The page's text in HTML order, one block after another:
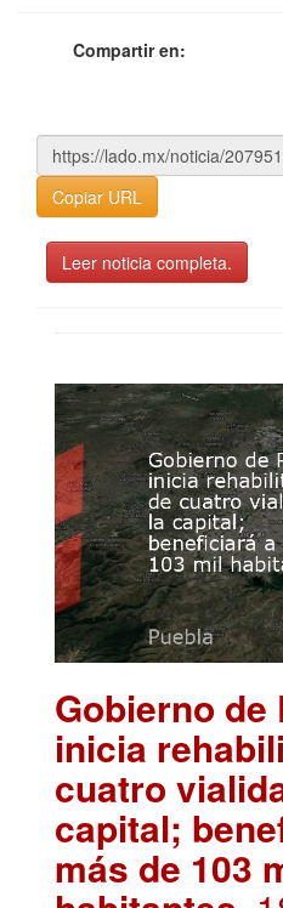
Compartir en:
Copiar URL
Leer noticia completa.
Gobierno de
inicia
cuatro
capital;
más de 103